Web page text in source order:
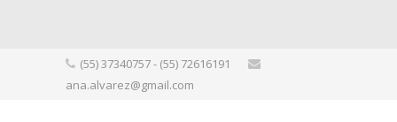
(55) 37340757 - (55) 72616191
ana.alvarez@gmail.com